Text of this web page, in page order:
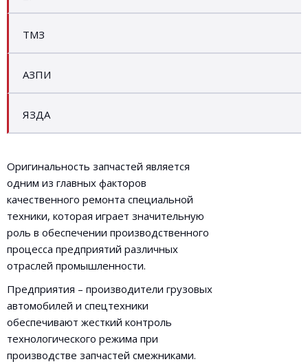
ТМЗ
АЗПИ
ЯЗДА
Оригинальность запчастей является
одним из главных факторов
качественного ремонта специальной
техники, которая играет значительную
роль в обеспечении производственного
процесса предприятий различных
отраслей промышленности.
Предприятия – производители грузовых
автомобилей и спецтехники
обеспечивают жесткий контроль
технологического режима при
производстве запчастей смежниками.